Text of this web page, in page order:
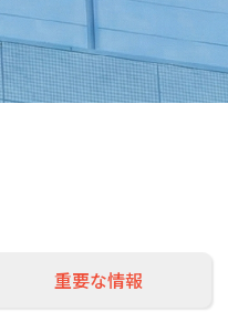
重要な情報